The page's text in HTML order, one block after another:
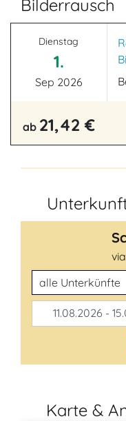
Bilderrausch
Dienstag
1.
Sep 2026
ab 21,42 €
Unterkunftsart
11.08.2026 -
Karte &